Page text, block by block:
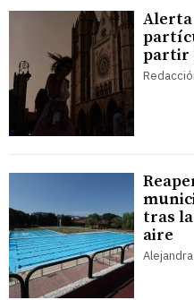
Alerta
partir
tras
aire